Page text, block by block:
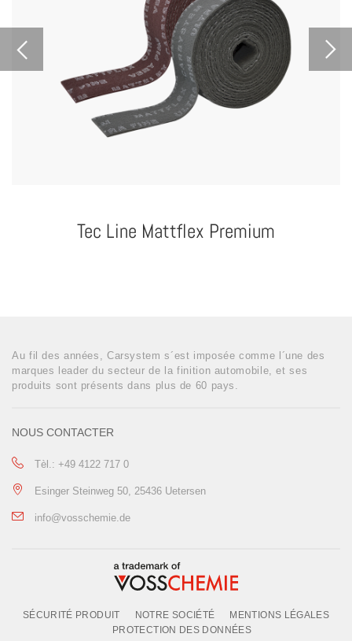
Tec Line Mattflex Premium
Au fil des années, Carsystem s´est imposée comme l´une des
marques leader du secteur de la finition automobile, et ses
produits sont présents dans plus de 60 pays.
NOUS CONTACTER
Tèl.: +49 4122 717 0
Esinger Steinweg 50, 25436 Uetersen
info@vosschemie.de
SÉCURITÉ PRODUIT NOTRE SOCIÉTÉ
MENTIONS LÉGALES
PROTECTION DES DONNÉES